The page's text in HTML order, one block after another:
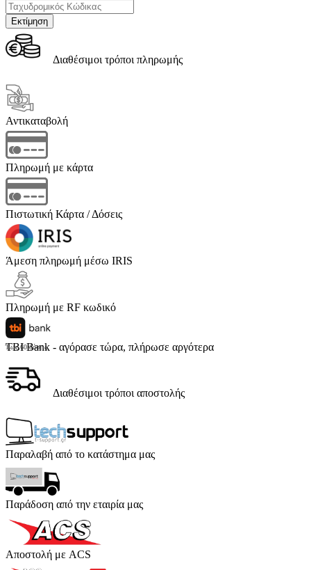
Διαθέσιμοι τρόποι πληρωμής
Αντικαταβολή
Πληρωμή με κάρτα
Πιστωτική Κάρτα / Δόσεις
Άμεση πληρωμή μέσω IRIS
Πληρωμή με RF κωδικό
TBI Bank - αγόρασε τώρα, πλήρωσε αργότερα
Έως 60 δόσεις
Διαθέσιμοι τρόποι αποστολής
Παραλαβή από το κατάστημα μας
Παράδοση από την εταιρία μας
Αποστολή με ACS